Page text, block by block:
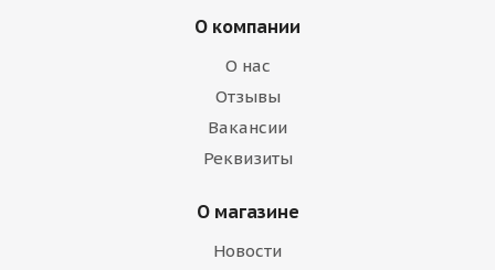
О компании
О нас
Отзывы
Вакансии
Реквизиты
О магазине
Новости